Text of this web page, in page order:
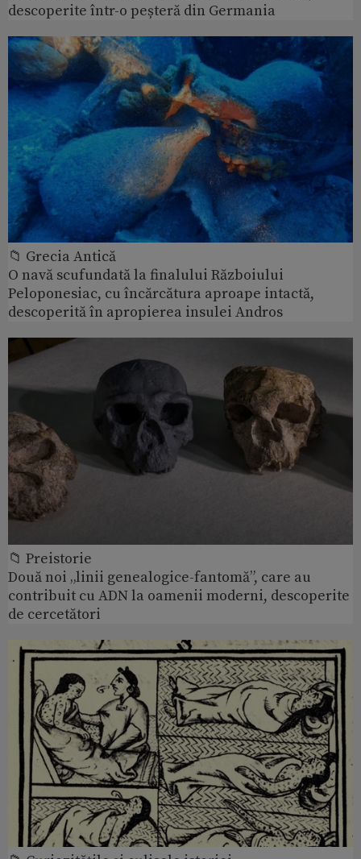
descoperite într-o peșteră din Germania
📁 Grecia Antică
O navă scufundată la finalului Războiului
Peloponesiac, cu încărcătura aproape intactă,
descoperită în apropierea insulei Andros
📁 Preistorie
Două noi „linii genealogice-fantomă”, care au
contribuit cu ADN la oamenii moderni, descoperite
de cercetători